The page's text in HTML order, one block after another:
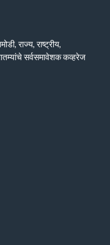
राज्य, राष्ट्रीय,
सर्वसमावेशक कव्हरेज